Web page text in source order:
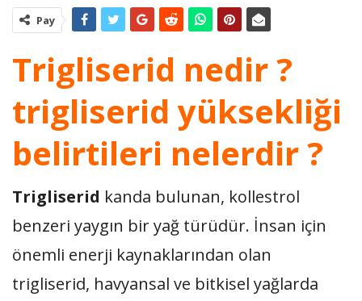
Pay
Trigliserid nedir ?
trigliserid yüksekliği
belirtileri nelerdir ?
Trigliserid kanda bulunan, kollestrol
benzeri yaygın bir yağ türüdür. İnsan için
önemli enerji kaynaklarından olan
trigliserid, havyansal ve bitkisel yağlarda